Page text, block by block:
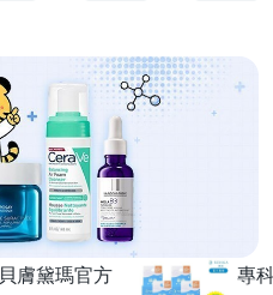
貝膚黛瑪官方
專